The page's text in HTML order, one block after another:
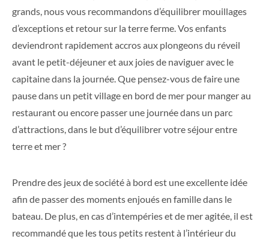
grands, nous vous recommandons d’équilibrer mouillages
d’exceptions et retour sur la terre ferme. Vos enfants
deviendront rapidement accros aux plongeons du réveil
avant le petit-déjeuner et aux joies de naviguer avec le
capitaine dans la journée. Que pensez-vous de faire une
pause dans un petit village en bord de mer pour manger au
restaurant ou encore passer une journée dans un parc
d’attractions, dans le but d’équilibrer votre séjour entre
terre et mer ?
Prendre des jeux de société à bord est une excellente idée
afin de passer des moments enjoués en famille dans le
bateau. De plus, en cas d’intempéries et de mer agitée, il est
recommandé que les tous petits restent à l’intérieur du